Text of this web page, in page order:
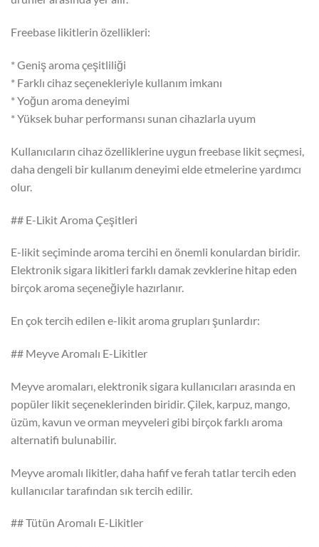
Freebase likitlerin özellikleri:
* Geniş aroma çeşitliliği
* Farklı cihaz seçenekleriyle kullanım imkanı
* Yoğun aroma deneyimi
* Yüksek buhar performansı sunan cihazlarla uyum
Kullanıcıların cihaz özelliklerine uygun freebase likit seçmesi,
daha dengeli bir kullanım deneyimi elde etmelerine yardımcı
olur.
## E-Likit Aroma Çeşitleri
E-likit seçiminde aroma tercihi en önemli konulardan biridir.
Elektronik sigara likitleri farklı damak zevklerine hitap eden
birçok aroma seçeneğiyle hazırlanır.
En çok tercih edilen e-likit aroma grupları şunlardır:
## Meyve Aromalı E-Likitler
Meyve aromaları, elektronik sigara kullanıcıları arasında en
popüler likit seçeneklerinden biridir. Çilek, karpuz, mango,
üzüm, kavun ve orman meyveleri gibi birçok farklı aroma
alternatifi bulunabilir.
Meyve aromalı likitler, daha hafif ve ferah tatlar tercih eden
kullanıcılar tarafından sık tercih edilir.
## Tütün Aromalı E-Likitler